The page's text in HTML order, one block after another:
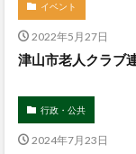
イベント
2022年5月27日
津山市老人クラブ
行政・公共
2024年7月23日